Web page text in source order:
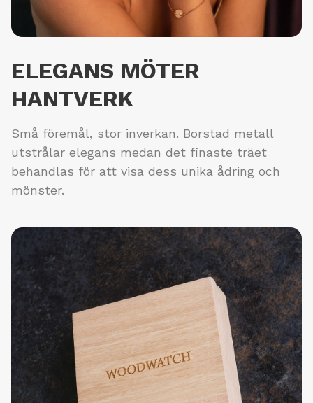
ELEGANS MÖTER
HANTVERK
Små föremål, stor inverkan. Borstad metall
utstrålar elegans medan det finaste träet
behandlas för att visa dess unika ådring och
mönster.